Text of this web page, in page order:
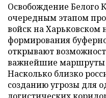
Освобождение Белого
очередным этапом
войск на
формирования
открывают
важнейшие маршруты
Насколько близко
созданию угрозы для